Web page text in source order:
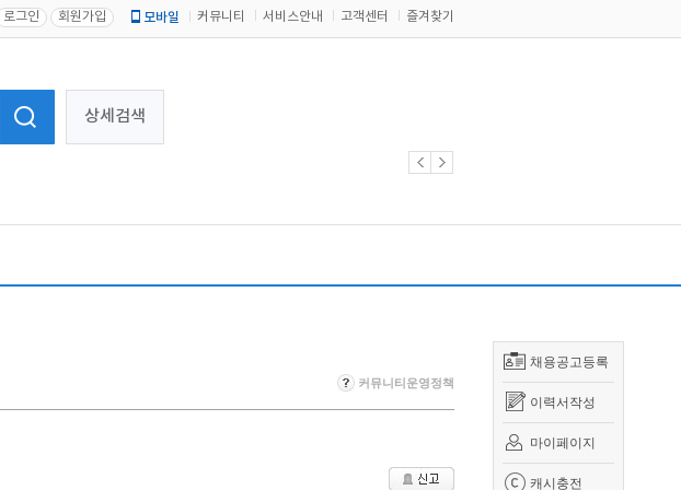
로그인 회원가입 모바일 커뮤니티 서비스안내 고객센터 즐겨찾기
상세검색
채용공고등록
이력서작성
마이페이지
캐시충전
커뮤니티운영정책